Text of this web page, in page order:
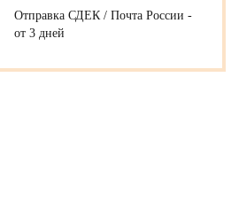
Отправка СДЕК / Почта России -
от 3 дней